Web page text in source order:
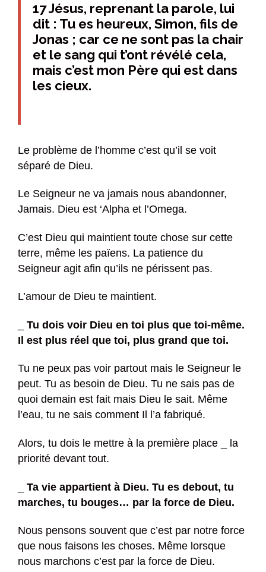
17 Jésus, reprenant la parole, lui
dit : Tu es heureux, Simon, fils de
Jonas ; car ce ne sont pas la chair
et le sang qui t’ont révélé cela,
mais c’est mon Père qui est dans
les cieux.
Le problème de l’homme c’est qu’il se voit
séparé de Dieu.
Le Seigneur ne va jamais nous abandonner,
Jamais. Dieu est ‘Alpha et l’Omega.
C’est Dieu qui maintient toute chose sur cette
terre, même les païens. La patience du
Seigneur agit afin qu’ils ne périssent pas.
L’amour de Dieu te maintient.
Tu dois voir Dieu en toi plus que toi-même.
Il est plus réel que toi, plus grand que toi.
Tu ne peux pas voir partout mais le Seigneur le
peut. Tu as besoin de Dieu. Tu ne sais pas de
quoi demain est fait mais Dieu le sait. Même
l’eau, tu ne sais comment Il l’a fabriqué.
Alors, tu dois le mettre à la première place _ la
priorité devant tout.
Ta vie appartient à Dieu. Tu es debout, tu
marches, tu bouges… par la force de Dieu.
Nous pensons souvent que c’est par notre force
que nous faisons les choses. Même lorsque
nous marchons c’est par la force de Dieu.